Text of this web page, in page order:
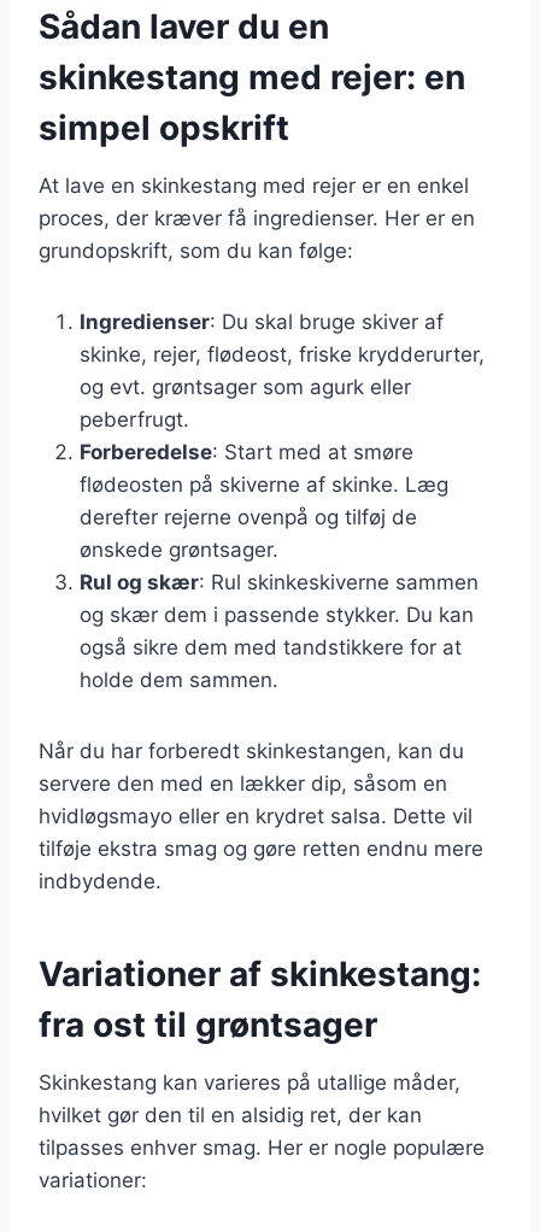
Sådan laver du en
skinkestang med rejer: en
simpel opskrift
At lave en skinkestang med rejer er en enkel
proces, der kræver få ingredienser. Her er en
grundopskrift, som du kan følge:
Ingredienser: Du skal bruge skiver af
skinke, rejer, flødeost, friske krydderurter,
og evt. grøntsager som agurk eller
peberfrugt.
Forberedelse: Start med at smøre
flødeosten på skiverne af skinke. Læg
derefter rejerne ovenpå og tilføj de
ønskede grøntsager.
Rul og skær: Rul skinkeskiverne sammen
og skær dem i passende stykker. Du kan
også sikre dem med tandstikkere for at
holde dem sammen.
Når du har forberedt skinkestangen, kan du
servere den med en lækker dip, såsom en
hvidløgsmayo eller en krydret salsa. Dette vil
tilføje ekstra smag og gøre retten endnu mere
indbydende.
Variationer af skinkestang:
fra ost til grøntsager
Skinkestang kan varieres på utallige måder,
hvilket gør den til en alsidig ret, der kan
tilpasses enhver smag. Her er nogle populære
variationer: